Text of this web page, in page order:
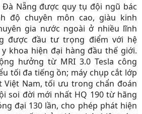
Đà Nẵng được quy tụ đội ngũ bác
độ chuyên môn cao, giàu kinh
gia nước ngoài ở nhiều lĩnh
được đầu tư trọng điểm với hệ
khoa hiện đại hàng đầu thế giới.
hưởng từ MRI 3.0 Tesla công
tối đa tiếng ồn; máy chụp cắt lớp
Việt Nam, tối ưu trong chẩn đoán
soi đời mới nhất HQ 190 từ hãng
đại 130 lần, cho phép phát hiện